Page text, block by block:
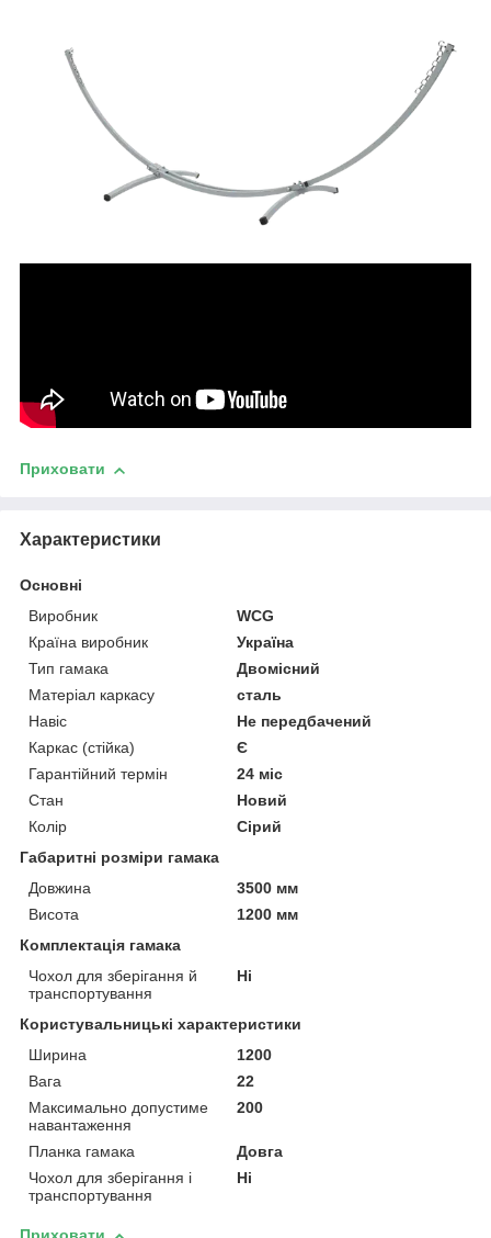
Приховати
Характеристики
Основні
Виробник
WCG
Країна виробник
Україна
Тип гамака
Двомісний
Матеріал каркасу
сталь
Навіс
Не передбачений
Каркас (стійка)
Є
Гарантійний термін
24 міс
Стан
Новий
Колір
Сірий
Габаритні розміри гамака
Довжина
3500 мм
Висота
1200 мм
Комплектація гамака
Чохол для зберігання й
транспортування
Ні
Користувальницькі характеристики
Ширина
1200
Вага
22
Максимально допустиме
навантаження
200
Планка гамака
Довга
Чохол для зберігання і
транспортування
Ні